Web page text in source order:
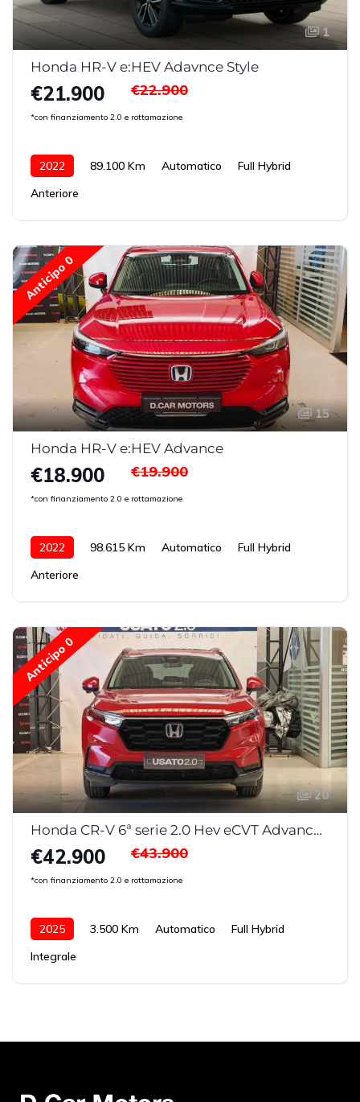
1
Honda HR-V e:HEV Adavnce Style
€21.900
*con finanziamento 2.0 e rottamazione
€22.900
2022 89.100 Km Automatico
Full Hybrid
Anteriore
Anticipo 0
15
Honda HR-V e:HEV Advance
€18.900
*con finanziamento 2.0 e rottamazione
€19.900
2022 98.615 Km Automatico
Full Hybrid
Anteriore
Anticipo 0
20
Honda CR-V 6ª serie 2.0 Hev eCVT Advance AWD
€42.900
*con finanziamento 2.0 e rottamazione
€43.900
2025 3.500 Km Automatico
Full Hybrid
Integrale